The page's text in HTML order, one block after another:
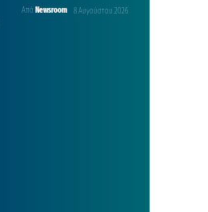
Από Newsroom 8 Αυγούστου 2026